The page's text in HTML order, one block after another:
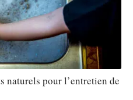
naturels pour l’entretien de